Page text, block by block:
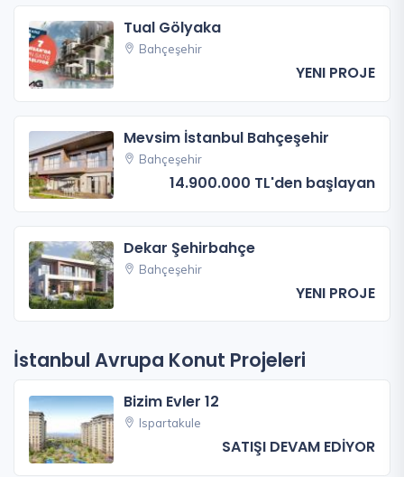
Tual Gölyaka
Bahçeşehir
YENI PROJE
Mevsim İstanbul Bahçeşehir
Bahçeşehir
14.900.000 TL'den başlayan
Dekar Şehirbahçe
Bahçeşehir
YENI PROJE
İstanbul Avrupa Konut Projeleri
Bizim Evler 12
Ispartakule
SATIŞI DEVAM EDİYOR